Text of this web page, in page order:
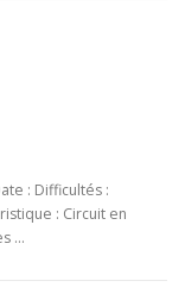
: Difficultés :
: Circuit en
…